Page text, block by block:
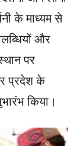
के माध्यम से
और
पर
प्रदेश के
किया।